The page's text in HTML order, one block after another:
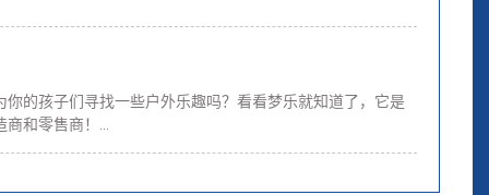
的孩子们寻找一些户外乐趣吗？看看梦乐就知道了，它是
和零售商！...